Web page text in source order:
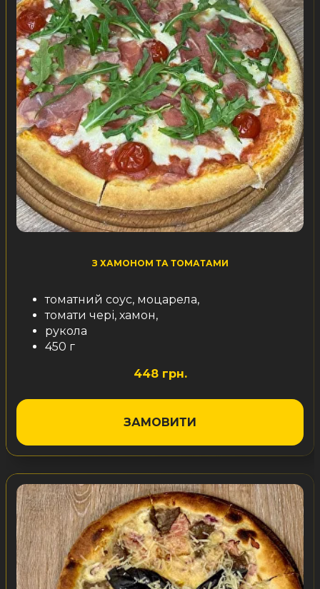
З ХАМОНОМ ТА ТОМАТАМИ
томатний соус, моцарела,
томати чері, хамон,
рукола
450 г
448 грн.
ЗАМОВИТИ